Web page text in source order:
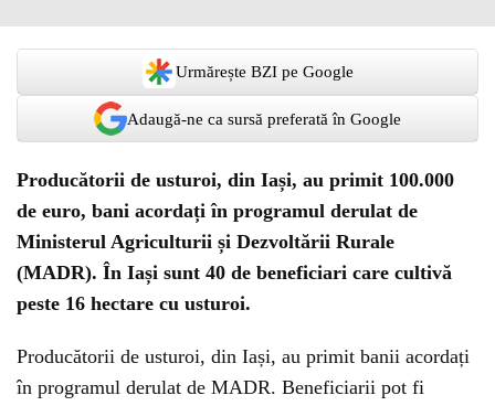
Urmărește BZI pe Google
Adaugă-ne ca sursă preferată în Google
Producătorii de usturoi, din Iași, au primit 100.000
de euro, bani acordați în programul derulat de
Ministerul Agriculturii și Dezvoltării Rurale
(MADR). În Iași sunt 40 de beneficiari care cultivă
peste 16 hectare cu usturoi.
Producătorii de usturoi, din Iași, au primit banii acordați
în programul derulat de MADR. Beneficiarii pot fi